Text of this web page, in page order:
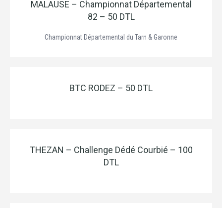
MALAUSE – Championnat Départemental
82 – 50 DTL
Championnat Départemental du Tarn & Garonne
BTC RODEZ – 50 DTL
THEZAN – Challenge Dédé Courbié – 100
DTL